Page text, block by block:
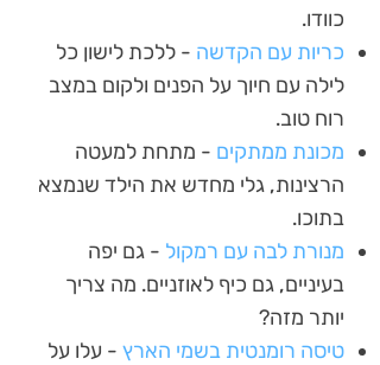
כוודו.
כריות עם הקדשה - ללכת לישון כל
לילה עם חיוך על הפנים ולקום במצב
רוח טוב.
מכונת ממתקים - מתחת למעטה
הרצינות, גלי מחדש את הילד שנמצא
בתוכו.
מנורת לבה עם רמקול - גם יפה
בעיניים, גם כיף לאוזניים. מה צריך
יותר מזה?
טיסה רומנטית בשמי הארץ - עלו על